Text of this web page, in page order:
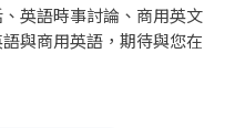
英語時事討論、商用英文
與商用英語，期待與您在